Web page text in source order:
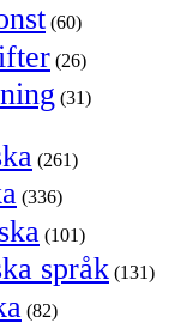
(60)
(26)
(31)
(261)
(336)
(101)
språk (131)
(82)